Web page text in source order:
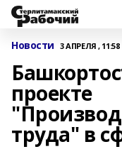
Новости 3 АПРЕЛЯ , 11:58
проекте
труда" в